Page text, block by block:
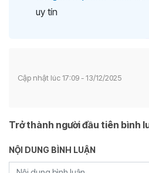
uy tín
Cập nhật lúc 17:09 - 13/12/2025
Trở thành người đầu tiên bình
NỘI DUNG BÌNH LUẬN